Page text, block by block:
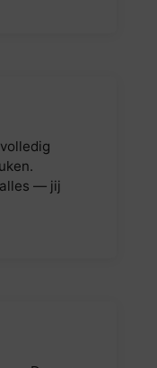
— jij